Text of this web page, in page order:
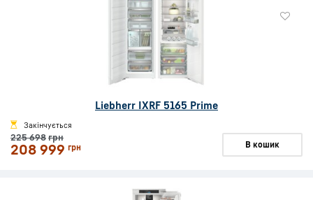
Liebherr IXRF 5165 Prime
Закінчується
225 698грн
208 999 грн В кошик